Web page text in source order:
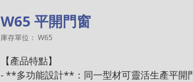
W65 平開門窗
庫存單位： W65
【產品特點】
- **多功能設計**：同一型材可靈活生產平開